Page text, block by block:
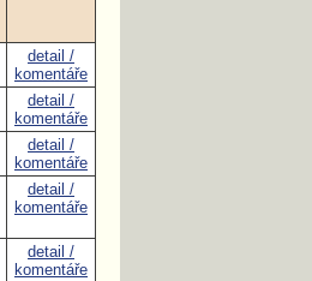
detail /
komentáře
detail /
komentáře
detail /
komentáře
detail /
komentáře
detail /
komentáře